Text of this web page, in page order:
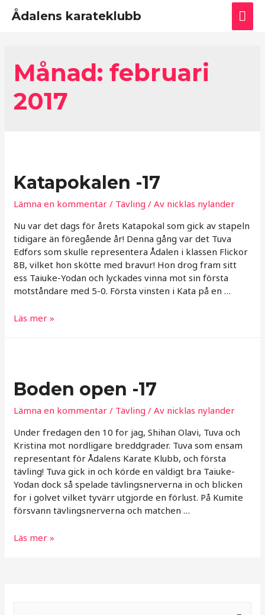
Ådalens karateklubb
Månad:februari
2017
Katapokalen -17
Lämna en kommentar / Tävling / Av nicklas nylander
Nu var det dags för årets Katapokal som gick av stapeln
tidigare än föregående år! Denna gång var det Tuva
Edfors som skulle representera Ådalen i klassen Flickor
8B, vilket hon skötte med bravur! Hon drog fram sitt
ess Taiuke-Yodan och lyckades vinna mot sin första
motståndare med 5-0. Första vinsten i Kata på en …
Katapokalen
Läs mer »
Boden open -17
Lämna en kommentar / Tävling / Av nicklas nylander
Under fredagen den 10 for jag, Shihan Olavi, Tuva och
Kristina mot nordligare breddgrader. Tuva som ensam
representant för Ådalens Karate Klubb, och första
tävling! Tuva gick in och körde en väldigt bra Taiuke-
Yodan dock så spelade tävlingsnerverna in och blicken
for i golvet vilket tyvärr utgjorde en förlust. På Kumite
försvann tävlingsnerverna och matchen …
Boden
Läs mer »